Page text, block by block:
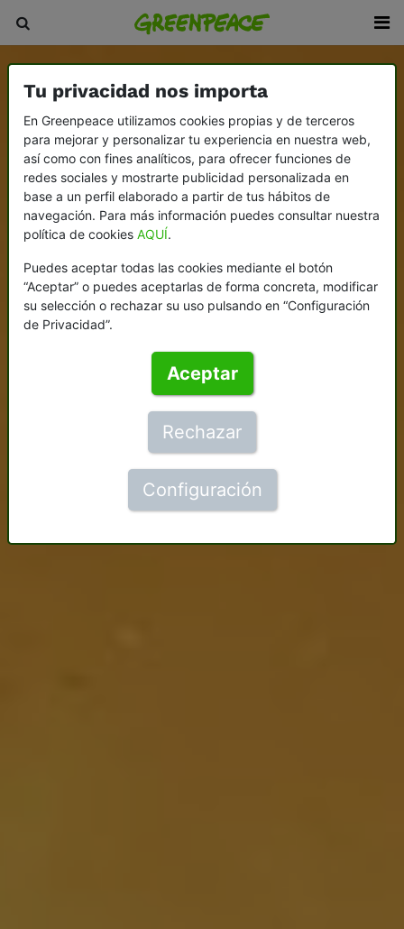
Tu privacidad nos importa
En Greenpeace utilizamos cookies propias y de terceros
para mejorar y personalizar tu experiencia en nuestra web,
así como con fines analíticos, para ofrecer funciones de
redes sociales y mostrarte publicidad personalizada en
base a un perfil elaborado a partir de tus hábitos de
navegación. Para más información puedes consultar nuestra
política de cookies AQUÍ.
Puedes aceptar todas las cookies mediante el botón
“Aceptar” o puedes aceptarlas de forma concreta, modificar
su selección o rechazar su uso pulsando en “Configuración
de Privacidad”.
Aceptar
Rechazar
Configuración